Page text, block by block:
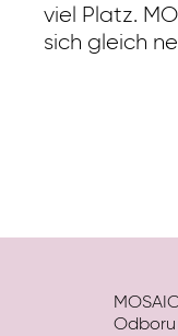
viel Platz.
sich gleich
Odboru